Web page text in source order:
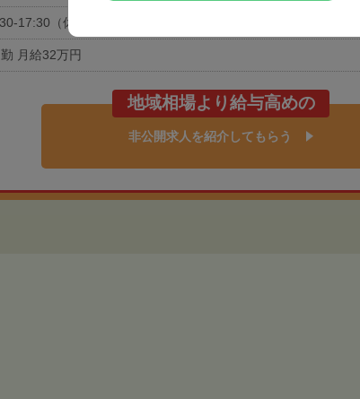
17:30（休憩60分）
月給32万円
地域相場より給与高めの
非公開求人を紹介してもらう